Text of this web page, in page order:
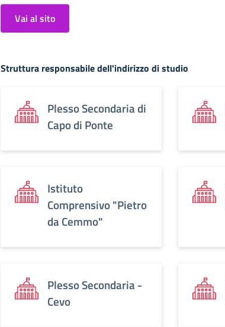
Vai al sito
Struttura responsabile dell'indirizzo di studio
Plesso Secondaria di
Capo di Ponte
Istituto
Comprensivo "Pietro
da Cemmo"
Plesso Secondaria -
Cevo